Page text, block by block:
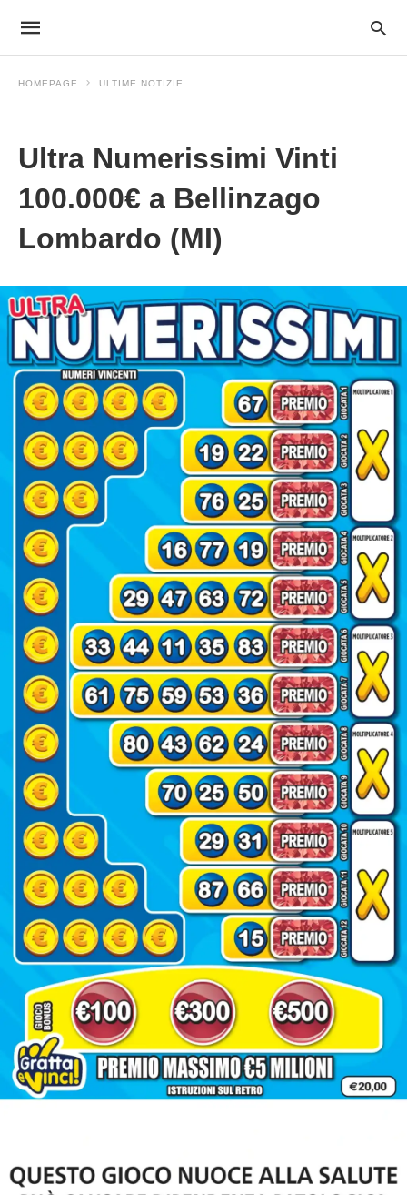
HOMEPAGE ULTIME NOTIZIE
Ultra Numerissimi Vinti
100.000€ a Bellinzago
Lombardo (MI)